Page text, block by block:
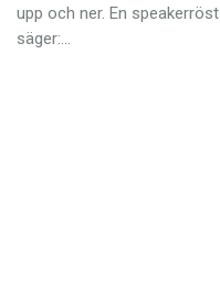
Annonsera
Prenumerera
upp och ner. En speakerröst
säger:…